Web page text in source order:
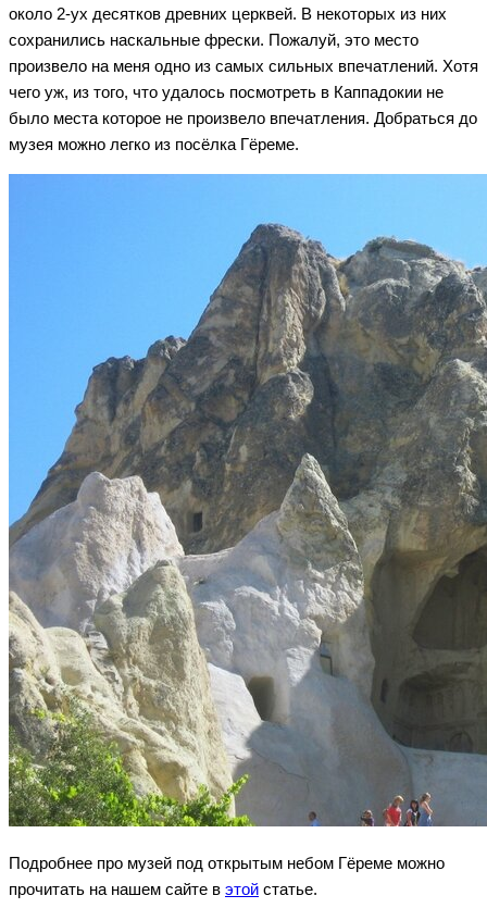
около 2-ух десятков древних церквей. В некоторых из них
сохранились наскальные фрески. Пожалуй, это место
произвело на меня одно из самых сильных впечатлений. Хотя
чего уж, из того, что удалось посмотреть в Каппадокии не
было места которое не произвело впечатления. Добраться до
музея можно легко из посёлка Гёреме.
Подробнее про музей под открытым небом Гёреме можно
прочитать на нашем сайте в этой статье.